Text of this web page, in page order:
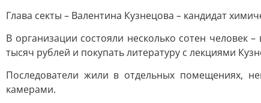
Глава секты – Валентина Кузнецова – кандидат
В организации состояли несколько сотен
тысяч рублей и покупать литературу с лекциями
Последователи жили в отдельных помещениях,
камерами.